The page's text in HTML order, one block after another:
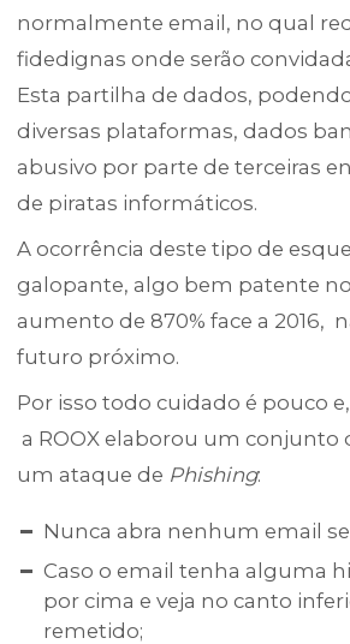
normalmente email, no qual
fidedignas onde serão
Esta partilha de dados,
diversas plataformas, dados
abusivo por parte de terceiras
de piratas informáticos.
A ocorrência deste tipo de
galopante, algo bem patente
aumento de 870% face a
futuro próximo.
Por isso todo cuidado é pouco
a ROOX elaborou um
um ataque de Phishing:
Nunca abra nenhum email
Caso o email tenha alguma
por cima e veja no canto
remetido;